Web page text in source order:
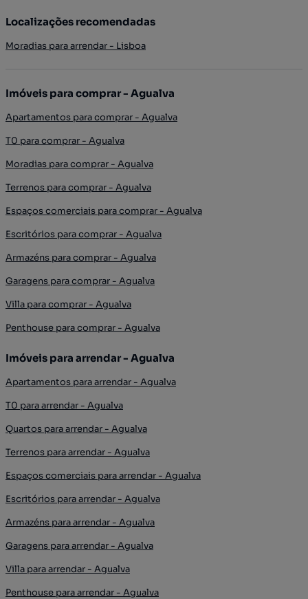
Localizações recomendadas
Moradias para arrendar - Lisboa
Imóveis para comprar - Agualva
Apartamentos para comprar - Agualva
T0 para comprar - Agualva
Moradias para comprar - Agualva
Terrenos para comprar - Agualva
Espaços comerciais para comprar - Agualva
Escritórios para comprar - Agualva
Armazéns para comprar - Agualva
Garagens para comprar - Agualva
Villa para comprar - Agualva
Penthouse para comprar - Agualva
Imóveis para arrendar - Agualva
Apartamentos para arrendar - Agualva
T0 para arrendar - Agualva
Quartos para arrendar - Agualva
Terrenos para arrendar - Agualva
Espaços comerciais para arrendar - Agualva
Escritórios para arrendar - Agualva
Armazéns para arrendar - Agualva
Garagens para arrendar - Agualva
Villa para arrendar - Agualva
Penthouse para arrendar - Agualva